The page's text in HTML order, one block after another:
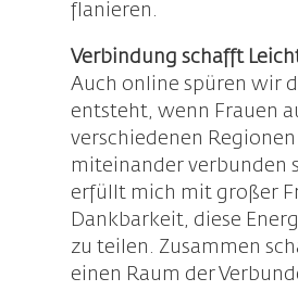
flanieren.
Verbindung schafft
Auch online spüren wir
entsteht, wenn Frauen
verschiedenen
miteinander verbunden
erfüllt mich mit großer
Dankbarkeit, diese
zu teilen. Zusammen
einen Raum der